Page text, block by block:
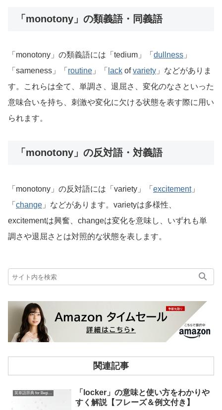
「monotony」の類義語・同義語
「monotony」の類義語には「tedium」「 dullness 」
「sameness」「 routine 」「 lack ofvariety 」などがありま
す。これらは全て、単調さ、退屈さ、変化のなさといった
意味合いを持ち、刺激や変化に欠ける状態を表す際に用い
られます。
「monotony」の反対語・対義語
「monotony」の反対語には「variety」「 excitement」
「 change 」などがあります。varietyは多様性、
excitementは興奮、changeは変化を意味し、いずれも単
調さや退屈さとは対照的な状態を表します。
関連記事
英単語辞典 for Beginners
「locker」の意味と使い方をわかりや
すく解説【フレーズ＆例文付き】